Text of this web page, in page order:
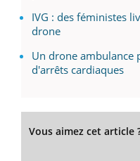
IVG : des féministes
drone
Un drone ambulance
d'arrêts cardiaques
Vous aimez cet article